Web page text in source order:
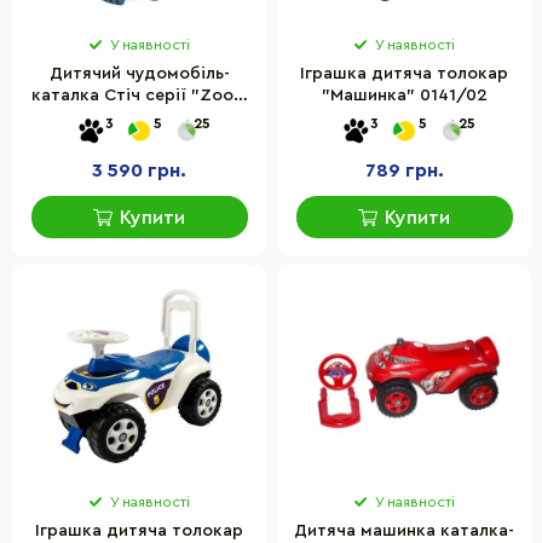
У наявності
Дитячий чудомобіль-
каталка Стіч серії "Zoom
Zoom" Kiddieland 064691
зі світлом та звуком
3 5 25
3 590 грн.
Купити
У наявності
Іграшка дитяча толокар
"Машинка" 0141/02
3 5 25
789 грн.
Купити
У наявності
Іграшка дитяча толокар
У наявності
Дитяча машинка каталка-